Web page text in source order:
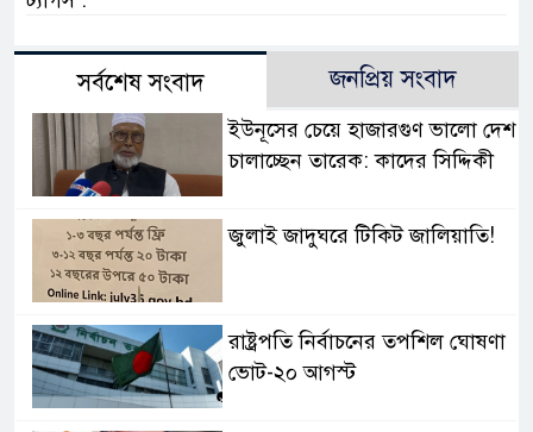
সর্বশেষ সংবাদ জনপ্রিয় সংবাদ
ইউনূসের চেয়ে হাজারগুণ ভালো দেশ
চালাচ্ছেন তারেক: কাদের সিদ্দিকী
জুলাই জাদুঘরে টিকিট জালিয়াতি!
রাষ্ট্রপতি নির্বাচনের তপশিল ঘোষণা
ভোট-২০ আগস্ট